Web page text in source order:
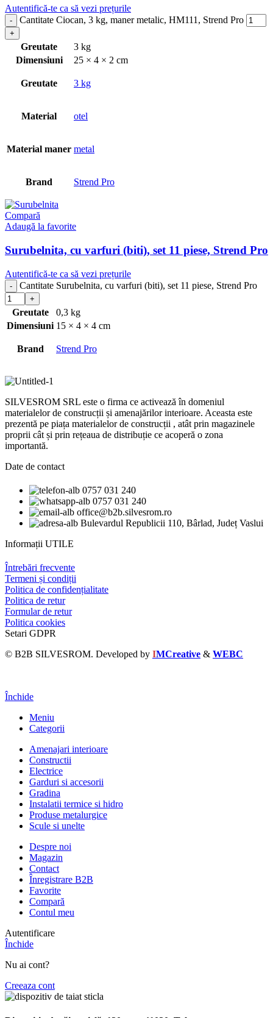
Autentifică-te ca să vezi prețurile
Cantitate Ciocan, 3 kg, maner metalic, HM111, Strend Pro
Greutate
3 kg
Dimensiuni
25 × 4 × 2 cm
Greutate 3 kg
Material otel
Material maner metal
Brand Strend Pro
Compară
Adaugă la favorite
Surubelnita, cu varfuri (biti), set 11 piese, Strend Pro
Autentifică-te ca să vezi prețurile
Cantitate Surubelnita, cu varfuri (biti), set 11 piese, Strend Pro
Greutate
0,3 kg
Dimensiuni 15 × 4 × 4 cm
Brand Strend Pro
SILVESROM SRL este o firma ce activează în domeniul
materialelor de construcții și amenajărilor interioare. Aceasta este
prezentă pe piața materialelor de construcții , atât prin magazinele
proprii cât și prin rețeaua de distribuție ce acoperă o zona
importantă.
Date de contact
0757 031 240
0757 031 240
office@b2b.silvesrom.ro
Bulevardul Republicii 110, Bârlad, Județ Vaslui
Informații UTILE
Întrebări frecvente
Termeni și condiții
Politica de confidențialitate
Politica de retur
Formular de retur
Politica cookies
Setari GDPR
© B2B SILVESROM. Developed by IMCreative & WEBC
Închide
Meniu
Categorii
Amenajari interioare
Constructii
Electrice
Garduri si accesorii
Gradina
Instalatii termice si hidro
Produse metalurgice
Scule si unelte
Despre noi
Magazin
Contact
Înregistrare B2B
Favorite
Compară
Contul meu
Autentificare
Închide
Nu ai cont?
Creeaza cont